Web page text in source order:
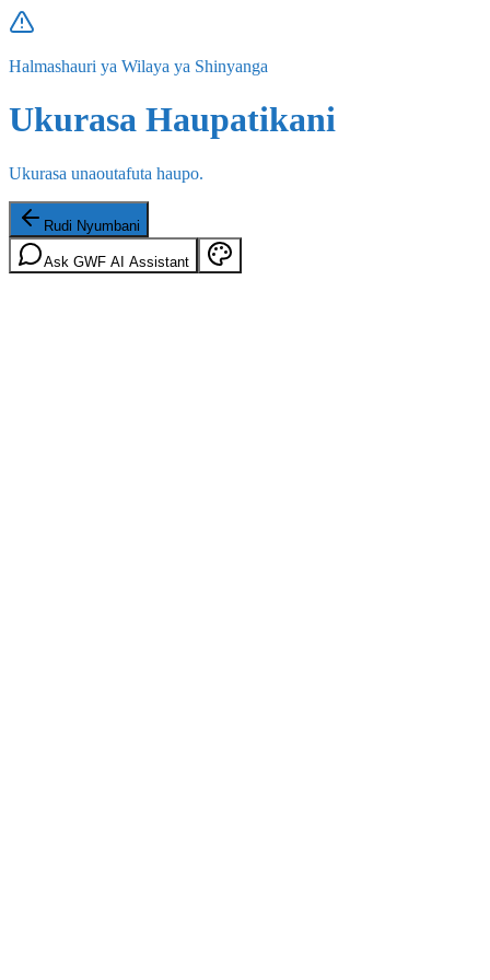
Halmashauri ya Wilaya ya Shinyanga
Ukurasa Haupatikani
Ukurasa unaoutafuta haupo.
Rudi Nyumbani
Ask GWF AI Assistant